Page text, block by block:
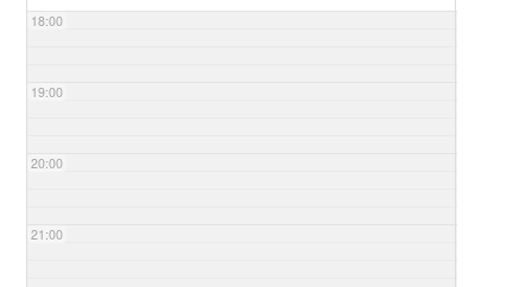
18:00
19:00
20:00
21:00